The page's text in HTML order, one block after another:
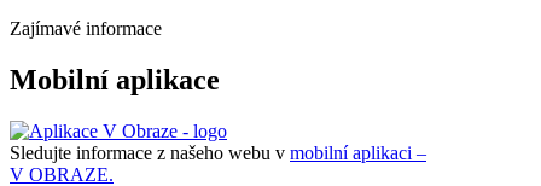
Zajímavé informace
Mobilní aplikace
Sledujte informace z našeho webu v mobilní aplikaci –
V OBRAZE.